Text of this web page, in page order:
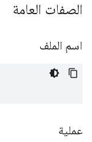
الصفات العامة
اسم الملف
عملية